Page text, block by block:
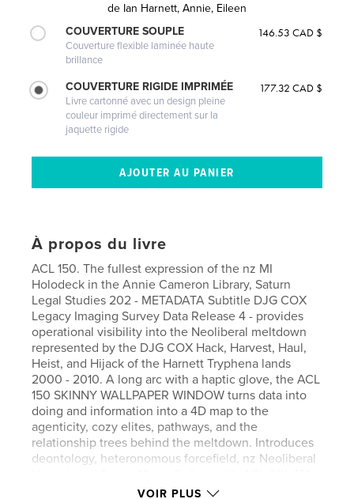
de Ian Harnett, Annie, Eileen
COUVERTURE SOUPLE
Couverture flexible laminée haute
brillance
146.53 CAD $
COUVERTURE RIGIDE IMPRIMÉE
Livre cartonné avec un design pleine
couleur imprimé directement sur la
jaquette rigide
177.32 CAD $
À propos du livre
ACL 150. The fullest expression of the nz MI
Holodeck in the Annie Cameron Library, Saturn
Legal Studies 202 - METADATA Subtitle DJG COX
Legacy Imaging Survey Data Release 4 - provides
operational visibility into the Neoliberal meltdown
represented by the DJG COX Hack, Harvest, Haul,
Heist, and Hijack of the Harnett Tryphena lands
2000 - 2010. A long arc with a haptic glove, the ACL
150 SKINNY WALLPAPER WINDOW turns data into
doing and information into a 4D map to the
agenticity, cozy elites, pathways, and the
relationship trees behind the meltdown. Introduces
deontology, heteronomous forcefield, nz Neoliberal
102, 103, 104, and 119.VOIR PLUS